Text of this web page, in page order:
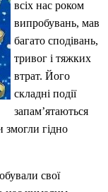
всіх нас роком
випробувань, мав
багато сподівань,
тривог і тяжких
втрат. Його
складні події
запам’ятаються
змогли гідно
свої